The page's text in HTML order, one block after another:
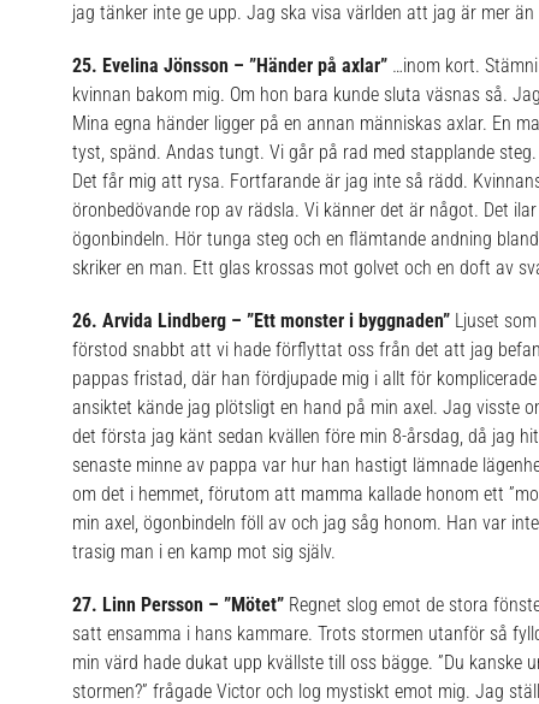
jag tänker inte ge upp. Jag ska visa världen att jag är mer
25. Evelina Jönsson – ”Händer på axlar” …inom kort.
kvinnan bakom mig. Om hon bara kunde sluta väsnas så.
Mina egna händer ligger på en annan människas axlar. En
tyst, spänd. Andas tungt. Vi går på rad med stapplande
Det får mig att rysa. Fortfarande är jag inte så rädd.
öronbedövande rop av rädsla. Vi känner det är något. Det
ögonbindeln. Hör tunga steg och en flämtande andning
skriker en man. Ett glas krossas mot golvet och en doft av
26. Arvida Lindberg – ”Ett monster i byggnaden” Ljuset
förstod snabbt att vi hade förflyttat oss från det att jag
pappas fristad, där han fördjupade mig i allt för
ansiktet kände jag plötsligt en hand på min axel. Jag visste
det första jag känt sedan kvällen före min 8-årsdag, då jag
senaste minne av pappa var hur han hastigt lämnade
om det i hemmet, förutom att mamma kallade honom ett
min axel, ögonbindeln föll av och jag såg honom. Han var
trasig man i en kamp mot sig själv.
27. Linn Persson – ”Mötet” Regnet slog emot de stora
satt ensamma i hans kammare. Trots stormen utanför så
min värd hade dukat upp kvällste till oss bägge. ”Du
stormen?” frågade Victor och log mystiskt emot mig. Jag